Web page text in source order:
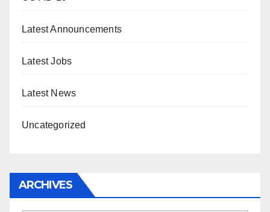
Latest Announcements
Latest Jobs
Latest News
Uncategorized
ARCHIVES